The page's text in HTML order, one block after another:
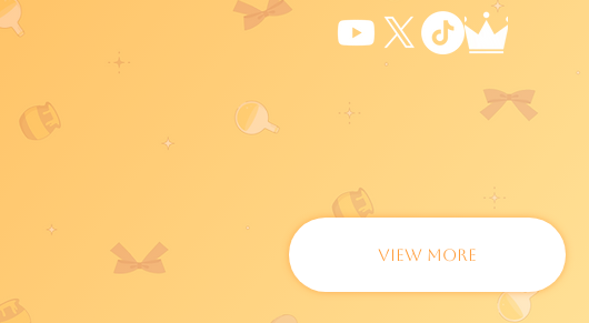
夢は全国Zeppツアー
VIEW MORE